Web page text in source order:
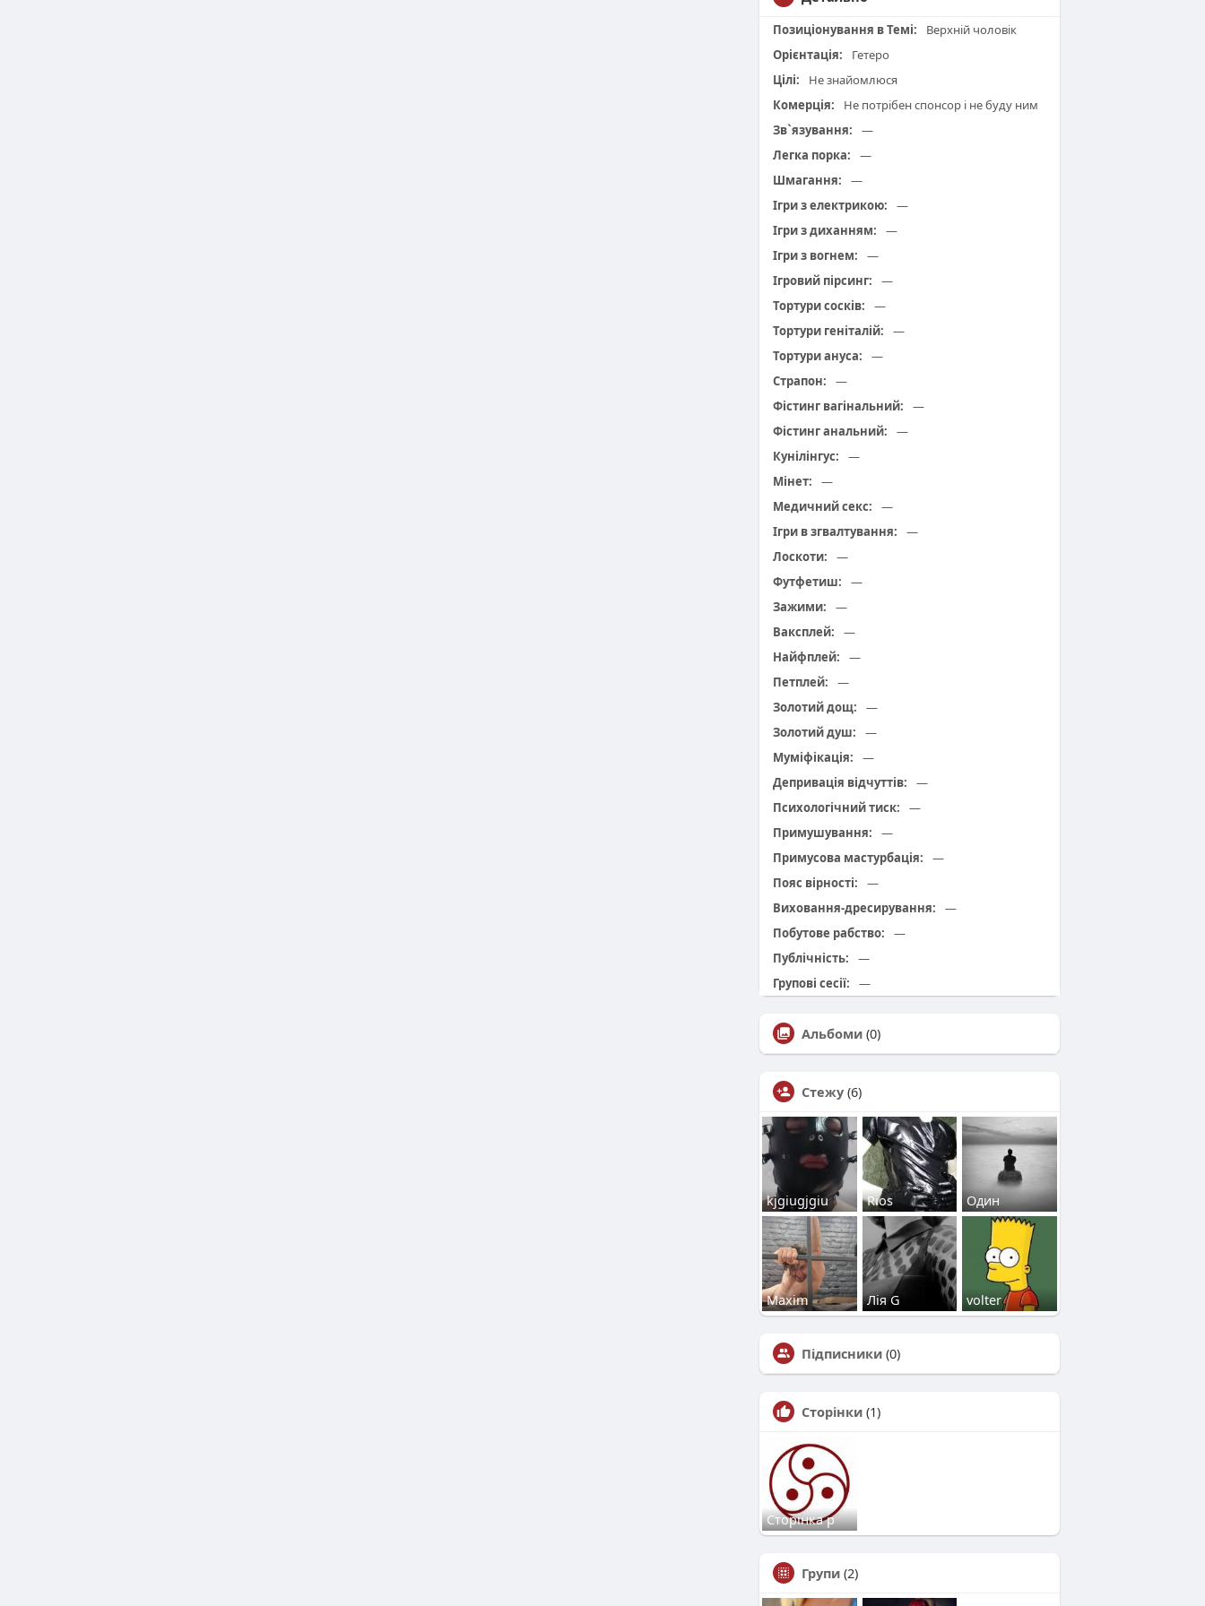
Позиціонування в Темі:
Верхній чоловік
Орієнтація:
Гетеро
Цілі:
Не знайомлюся
Комерція:
Не потрібен спонсор і не буду ним
Зв`язування:
—
Легка порка:
—
Шмагання:
—
Ігри з електрикою:
—
Ігри з диханням:
—
Ігри з вогнем:
—
Ігровий пірсинг:
—
Тортури сосків:
—
Тортури геніталій:
—
Тортури ануса:
—
Страпон:
—
Фістинг вагінальний:
—
Фістинг анальний:
—
Кунілінгус:
—
Мінет:
—
Медичний секс:
—
Ігри в згвалтування:
—
Лоскоти:
—
Футфетиш:
—
Зажими:
—
Ваксплей:
—
Найфплей:
—
Петплей:
—
Золотий дощ:
—
Золотий душ:
—
Муміфікація:
—
Депривація відчуттів:
—
Психологічний тиск:
—
Примушування:
—
Примусова мастурбація:
—
Пояс вірності:
—
Виховання-дресирування:
—
Побутове рабство:
—
Публічність:
—
Групові сесії:
—
Альбоми (0)
Стежу (6)
kjgiugjgiu Rios Один
Maxim Лія G volter
Підписники (0)
Сторінки (1)
Сторінка р
Групи (2)